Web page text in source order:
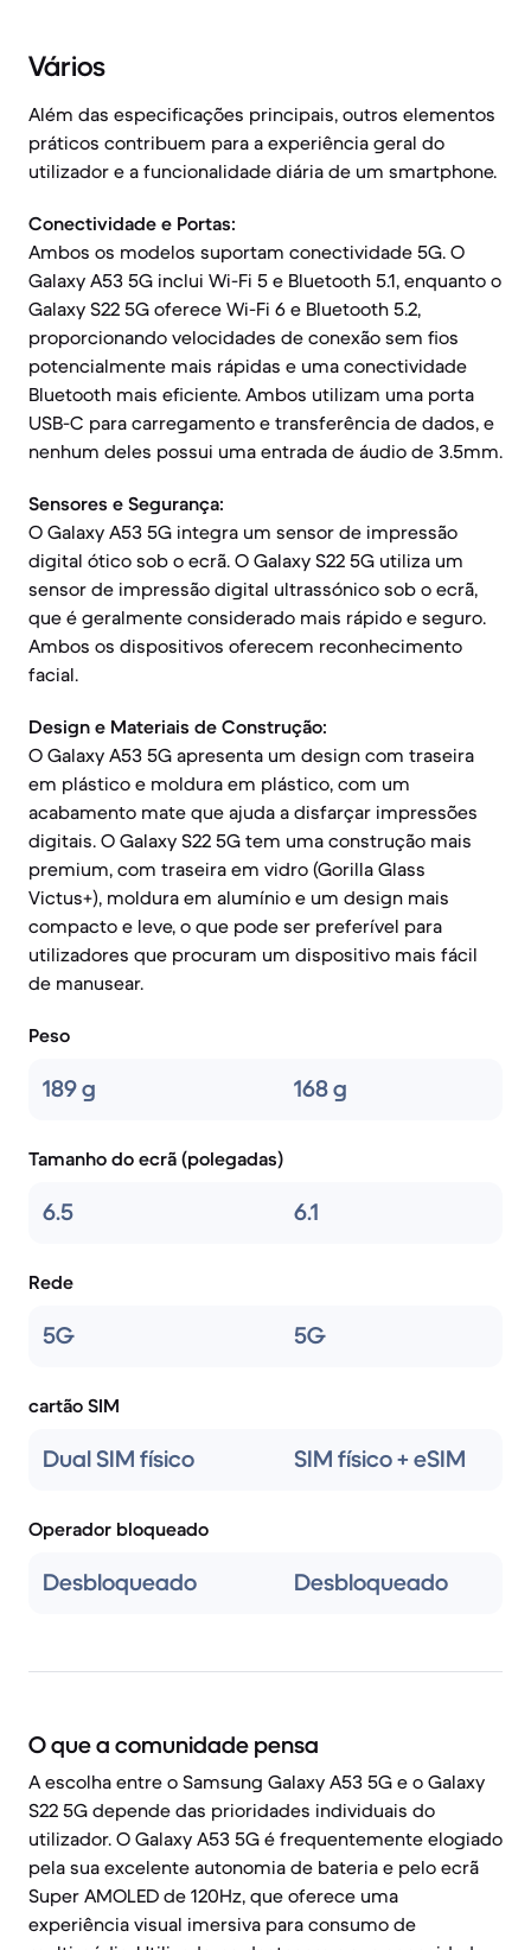
Vários
Além das especificações principais, outros elementos
práticos contribuem para a experiência geral do
utilizador e a funcionalidade diária de um smartphone.
Conectividade e Portas:
Ambos os modelos suportam conectividade 5G. O
Galaxy A53 5G inclui Wi-Fi 5 e Bluetooth 5.1, enquanto o
Galaxy S22 5G oferece Wi-Fi 6 e Bluetooth 5.2,
proporcionando velocidades de conexão sem fios
potencialmente mais rápidas e uma conectividade
Bluetooth mais eficiente. Ambos utilizam uma porta
USB-C para carregamento e transferência de dados, e
nenhum deles possui uma entrada de áudio de 3.5mm.
Sensores e Segurança:
O Galaxy A53 5G integra um sensor de impressão
digital ótico sob o ecrã. O Galaxy S22 5G utiliza um
sensor de impressão digital ultrassónico sob o ecrã,
que é geralmente considerado mais rápido e seguro.
Ambos os dispositivos oferecem reconhecimento
facial.
Design e Materiais de Construção:
O Galaxy A53 5G apresenta um design com traseira
em plástico e moldura em plástico, com um
acabamento mate que ajuda a disfarçar impressões
digitais. O Galaxy S22 5G tem uma construção mais
premium, com traseira em vidro (Gorilla Glass
Victus+), moldura em alumínio e um design mais
compacto e leve, o que pode ser preferível para
utilizadores que procuram um dispositivo mais fácil
de manusear.
Peso
189 g 168 g
Tamanho do ecrã (polegadas)
6.5 6.1
Rede
5G 5G
cartão SIM
Dual SIM físico SIM físico + eSIM
Operador bloqueado
Desbloqueado Desbloqueado
O que a comunidade pensa
A escolha entre o Samsung Galaxy A53 5G e o Galaxy
S22 5G depende das prioridades individuais do
utilizador. O Galaxy A53 5G é frequentemente elogiado
pela sua excelente autonomia de bateria e pelo ecrã
Super AMOLED de 120Hz, que oferece uma
experiência visual imersiva para consumo de